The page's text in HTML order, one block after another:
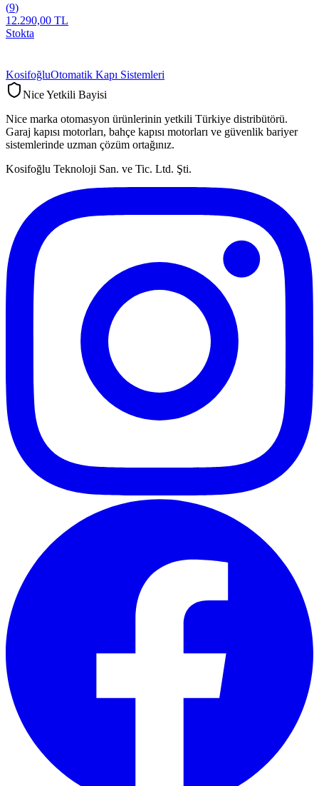
(9)
12.290,00 TL
Stokta
KosifoğluOtomatik Kapı Sistemleri
Nice Yetkili Bayisi
Nice marka otomasyon ürünlerinin yetkili Türkiye distribütörü.
Garaj kapısı motorları, bahçe kapısı motorları ve güvenlik bariyer
sistemlerinde uzman çözüm ortağınız.
Kosifoğlu Teknoloji San. ve Tic. Ltd. Şti.